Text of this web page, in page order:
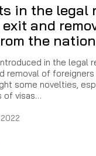
in the legal
and
the
in the legal
removal of
some novelties,
of visas…